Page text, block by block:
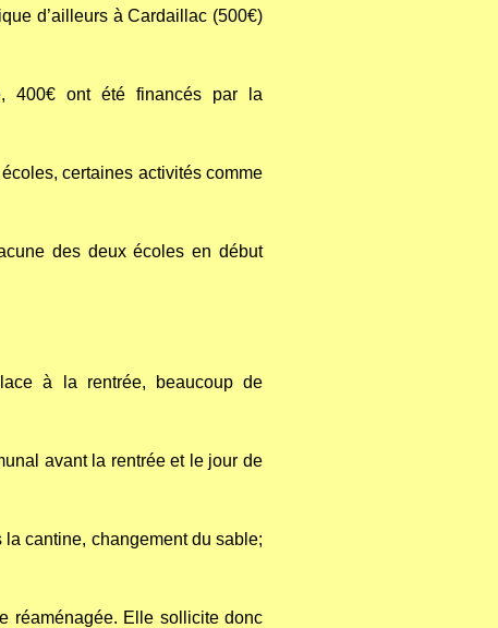
d’ailleurs à Cardaillac (500€)
400€ ont été financés par la
certaines activités comme
des deux écoles en début
à la rentrée, beaucoup de
avant la rentrée et le jour de
cantine, changement du sable;
réaménagée. Elle sollicite donc